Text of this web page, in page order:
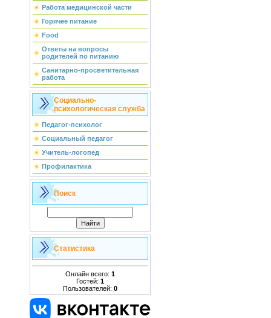
Работа медицинской части
Горячее питание
Food
Ответы на вопросы
родителей по питанию
Санитарно-просветительная
работа
Социально-
психологическая служба
Педагог-психолог
Социальный педагог
Учитель-логопед
Профилактика
Поиск
Статистика
Онлайн всего: 1
Гостей: 1
Пользователей: 0